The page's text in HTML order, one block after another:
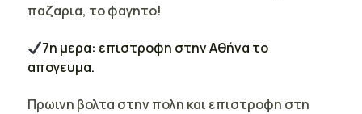
παζαρια, το φαγητο!
7η μερα: επιστροφη στην Αθήνα το
απογευμα.
Πρωινη βολτα στην πολη και επιστροφη στη